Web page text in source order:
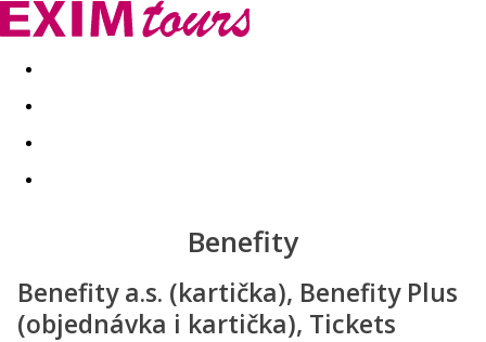
Akční nabídky Last minute
Benefity
Benefity a.s. (kartička), Benefity Plus
(objednávka i kartička), Tickets